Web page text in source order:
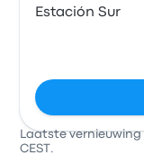
Estación Sur
Laatste
CEST.